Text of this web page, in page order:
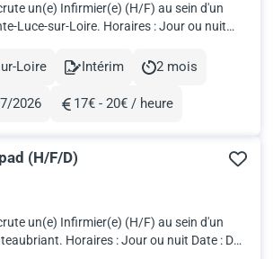
un(e) Infirmier(e) (H/F) au sein d'un
Loire. Horaires : Jour ou nuit
Loire
Contract
Intérim
Durée
2 mois
2026
Rémunération
17€ - 20€ / heure
(H/F/D)
un(e) Infirmier(e) (H/F) au sein d'un
ou nuit Date : Dès